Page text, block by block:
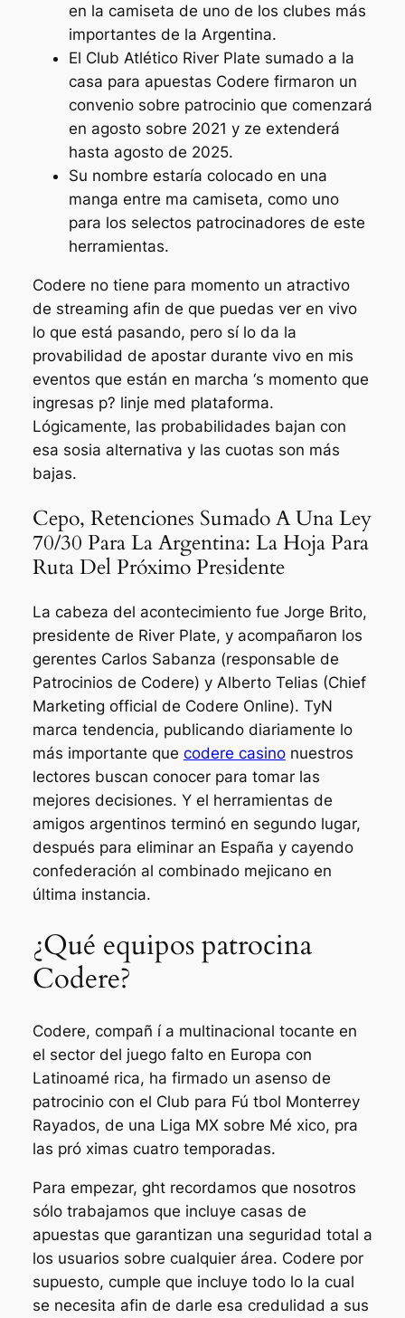
en la camiseta de uno de los clubes más
importantes de la Argentina.
El Club Atlético River Plate sumado a la
casa para apuestas Codere firmaron un
convenio sobre patrocinio que comenzará
en agosto sobre 2021 y ze extenderá
hasta agosto de 2025.
Su nombre estaría colocado en una
manga entre ma camiseta, como uno
para los selectos patrocinadores de este
herramientas.
Codere no tiene para momento un atractivo
de streaming afin de que puedas ver en vivo
lo que está pasando, pero sí lo da la
provabilidad de apostar durante vivo en mis
eventos que están en marcha ‘s momento que
ingresas p? linje med plataforma.
Lógicamente, las probabilidades bajan con
esa sosia alternativa y las cuotas son más
bajas.
Cepo, Retenciones Sumado A Una Ley
70/30 Para La Argentina: La Hoja Para
Ruta Del Próximo Presidente
La cabeza del acontecimiento fue Jorge Brito,
presidente de River Plate, y acompañaron los
gerentes Carlos Sabanza (responsable de
Patrocinios de Codere) y Alberto Telias (Chief
Marketing official de Codere Online). TyN
marca tendencia, publicando diariamente lo
más importante que codere casinonuestros
lectores buscan conocer para tomar las
mejores decisiones. Y el herramientas de
amigos argentinos terminó en segundo lugar,
después para eliminar an España y cayendo
confederación al combinado mejicano en
última instancia.
¿Qué equipos patrocina
Codere?
Codere, compañ í a multinacional tocante en
el sector del juego falto en Europa con
Latinoamé rica, ha firmado un asenso de
patrocinio con el Club para Fú tbol Monterrey
Rayados, de una Liga MX sobre Mé xico, pra
las pró ximas cuatro temporadas.
Para empezar, ght recordamos que nosotros
sólo trabajamos que incluye casas de
apuestas que garantizan una seguridad total a
los usuarios sobre cualquier área. Codere por
supuesto, cumple que incluye todo lo la cual
se necesita afin de darle esa credulidad a sus